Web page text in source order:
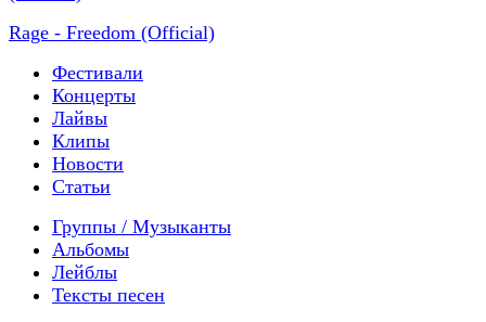
Rage - Freedom (Official)
Фестивали
Концерты
Лайвы
Клипы
Новости
Статьи
Группы / Музыканты
Альбомы
Лейблы
Тексты песен